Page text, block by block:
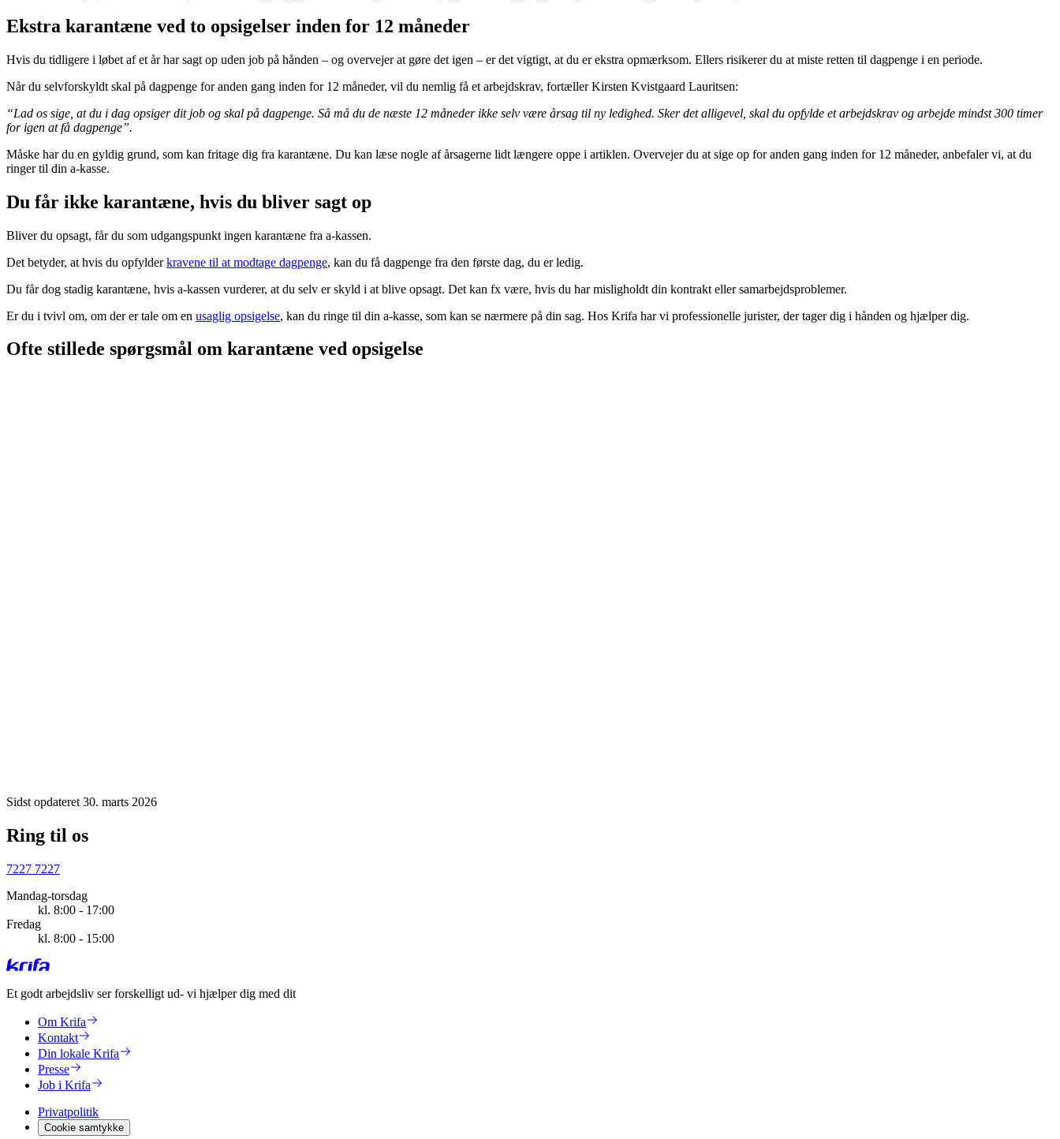
Ekstra karantæne ved to opsigelser inden for 12 måneder
Hvis du tidligere i løbet af et år har sagt op uden job på hånden – og overvejer at gøre det igen – er det vigtigt, at du er ekstra opmærksom. Ellers risikerer du at miste retten til dagpenge i en periode.
Når du selvforskyldt skal på dagpenge for anden gang inden for 12 måneder, vil du nemlig få et arbejdskrav, fortæller Kirsten Kvistgaard Lauritsen:
“Lad os sige, at du i dag opsiger dit job og skal på dagpenge. Så må du de næste 12 måneder ikke selv være årsag til ny ledighed. Sker det alligevel, skal du opfylde et arbejdskrav og arbejde mindst 300 timer
for igen at få dagpenge”.
Måske har du en gyldig grund, som kan fritage dig fra karantæne. Du kan læse nogle af årsagerne lidt længere oppe i artiklen. Overvejer du at sige op for anden gang inden for 12 måneder, anbefaler vi, at du
ringer til din a-kasse.
Du får ikke karantæne, hvis du bliver sagt op
Bliver du opsagt, får du som udgangspunkt ingen karantæne fra a-kassen.
Det betyder, at hvis du opfylderkravene til at modtage dagpenge, kan du få dagpenge fra den første dag, du er ledig.
Du får dog stadig karantæne, hvis a-kassen vurderer, at du selv er skyld i at blive opsagt. Det kan fx være, hvis du har misligholdt din kontrakt eller samarbejdsproblemer.
Er du i tvivl om, om der er tale om en usaglig opsigelse, kan du ringe til din a-kasse, som kan se nærmere på din sag. Hos Krifa har vi professionelle jurister, der tager dig i hånden og hjælper dig.
Ofte stillede spørgsmål om karantæne ved opsigelse
Sidst opdateret 30. marts 2026
Ring til os
7227 7227
Mandag-torsdag
kl. 8:00 - 17:00
Fredag
kl. 8:00 - 15:00
Et godt arbejdsliv ser forskelligt ud- vi hjælper dig med dit
Om Krifa
Kontakt
Din lokale Krifa
Presse
Job i Krifa
Privatpolitik
Cookie samtykke